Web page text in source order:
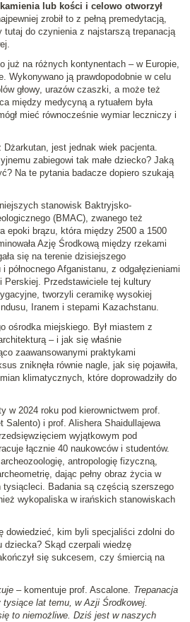
lub kości i celowo otworzył
zrobił to z pełną premedytacją,
do czynienia z najstarszą trepanacją
już na różnych kontynentach – w Europie,
Wykonywano ją prawdopodobnie w celu
głowy, urazów czaszki, a może też
między medycyną a rytuałem była
mieć równocześnie wymiar leczniczy i
jest jednak wiek pacjenta.
zabiegowi tak małe dziecko? Jaką
Na te pytania badacze dopiero szukają
stanowisk Baktryjsko-
(BMAC), zwanego też
epoki brązu, która między 2500 a 1500
Azję Środkową między rzekami
się na terenie dzisiejszego
północnego Afganistanu, z odgałęzieniami
Perskiej. Przedstawiciele tej kultury
tworzyli ceramikę wysokiej
Iranem i stepami Kazachstanu.
ośrodka miejskiego. Był miastem z
– i jak się właśnie
zaawansowanymi praktykami
zniknęła równie nagle, jak się pojawiła,
klimatycznych, które doprowadziły do
w 2024 roku pod kierownictwem prof.
Salento) i prof. Alishera Shaidullajewa
wyjątkowym pod
łącznie 40 naukowców i studentów.
antropologię fizyczną,
dając pełny obraz życia w
tysiącleci. Badania są częścią szerszego
wykopaliska w irańskich stanowiskach
dowiedzieć, kim byli specjaliści zdolni do
dziecka? Skąd czerpali wiedzę
się sukcesem, czy śmiercią na
– komentuje prof. Ascalone. Trepanacja
lat temu, w Azji Środkowej.
to niemożliwe. Dziś jest w naszych